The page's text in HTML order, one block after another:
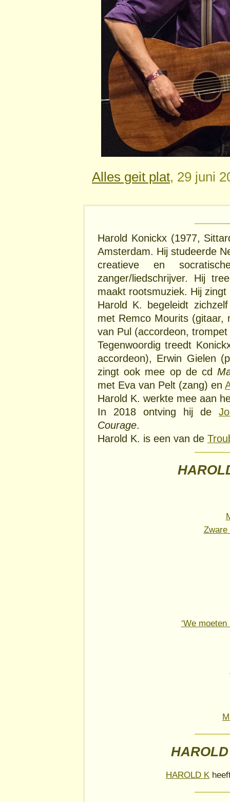
Alles geit plat, 29 juni
Harold Konickx (1977,
Amsterdam. Hij studeerde
creatieve en
zanger/liedschrijver. Hij
maakt rootsmuziek. Hij
Harold K. begeleidt
met Remco Mourits (gitaar,
van Pul (accordeon,
Tegenwoordig treedt
accordeon), Erwin Gielen
zingt ook mee op de cd
met Eva van Pelt (zang) en
Harold K. werkte mee aan
In 2018 ontving hij de
Courage.
Harold K. is een van de
Zware
‘We
HAROLD K